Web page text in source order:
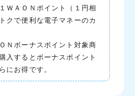
ＷＡＯＮポイント（１円相
クで便利な電子マネーのカ
Ｎボーナスポイント対象商
入するとボーナスポイント
にお得です。